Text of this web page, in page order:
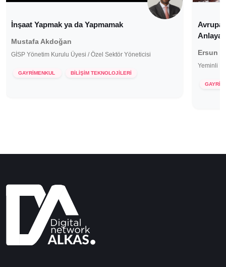
İnşaat Yapmak ya da Yapmamak
Mustafa Akdoğan
GİSP Yönetim Kurulu Üyesi / Özel Sektör Yöneticisi
GAYRİMENKUL BİLİŞİM TEKNOLOJİLERİ
Ersun
Yeminli